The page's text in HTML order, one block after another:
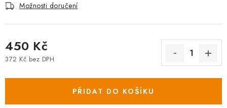
Možnosti doručení
450 Kč
372 Kč bez DPH
PŘIDAT DO KOŠÍKU